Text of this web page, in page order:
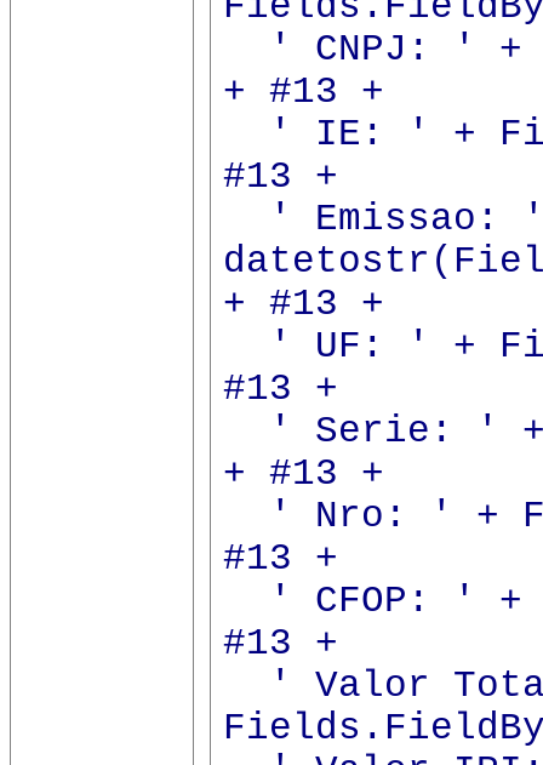
' CNPJ: ' +
+ #13 +
' IE: ' +
#13 +
' Emissao:
+ #13 +
' UF: ' +
#13 +
' Serie: ' +
+ #13 +
' Nro: ' +
#13 +
' CFOP: ' +
#13 +
' Valor